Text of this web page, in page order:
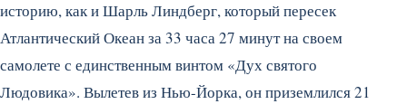
историю, как и Шарль Линдберг, который пересек
Атлантический Океан за 33 часа 27 минут на своем
самолете с единственным винтом «Дух святого
Людовика». Вылетев из Нью-Йорка, он приземлился 21